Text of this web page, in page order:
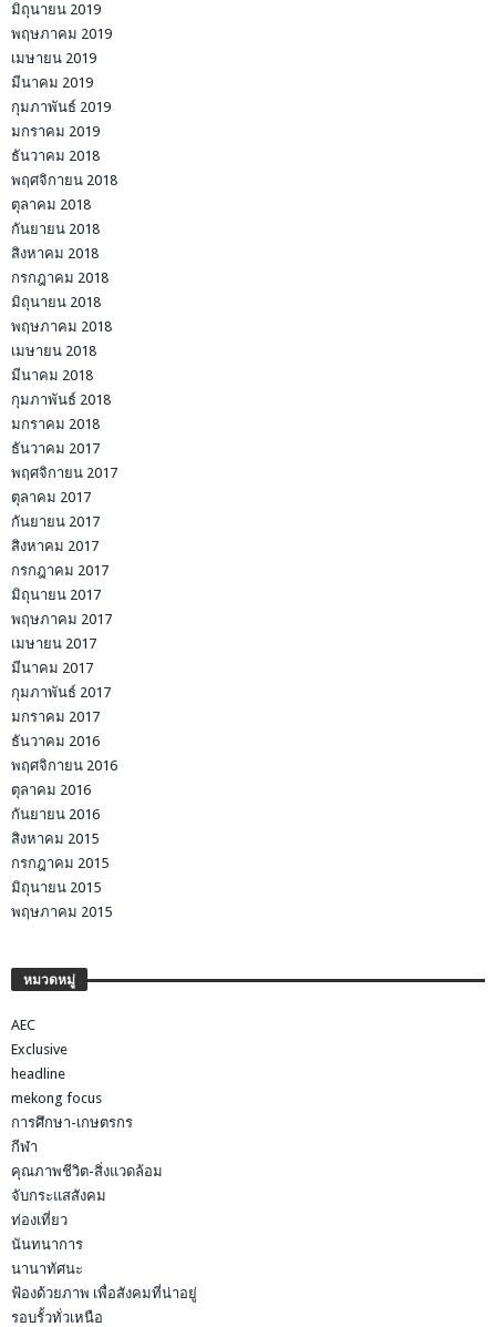
มิถุนายน 2019
พฤษภาคม 2019
เมษายน 2019
มีนาคม 2019
กุมภาพันธ์ 2019
มกราคม 2019
ธันวาคม 2018
พฤศจิกายน 2018
ตุลาคม 2018
กันยายน 2018
สิงหาคม 2018
กรกฎาคม 2018
มิถุนายน 2018
พฤษภาคม 2018
เมษายน 2018
มีนาคม 2018
กุมภาพันธ์ 2018
มกราคม 2018
ธันวาคม 2017
พฤศจิกายน 2017
ตุลาคม 2017
กันยายน 2017
สิงหาคม 2017
กรกฎาคม 2017
มิถุนายน 2017
พฤษภาคม 2017
เมษายน 2017
มีนาคม 2017
กุมภาพันธ์ 2017
มกราคม 2017
ธันวาคม 2016
พฤศจิกายน 2016
ตุลาคม 2016
กันยายน 2016
สิงหาคม 2015
กรกฎาคม 2015
มิถุนายน 2015
พฤษภาคม 2015
หมวดหมู่
AEC
Exclusive
headline
mekong focus
การศึกษา-เกษตรกร
กีฬา
คุณภาพชีวิต-สิ่งแวดล้อม
จับกระแสสังคม
ท่องเที่ยว
นันทนาการ
นานาทัศนะ
ฟ้องด้วยภาพ เพื่อสังคมที่น่าอยู่
รอบรั้วทั่วเหนือ